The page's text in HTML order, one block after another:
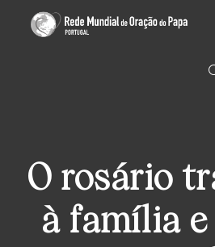
O rosário
à família e